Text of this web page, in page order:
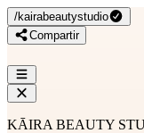
/kairabeautystudio
Compartir
KĀIRA BEAUTY